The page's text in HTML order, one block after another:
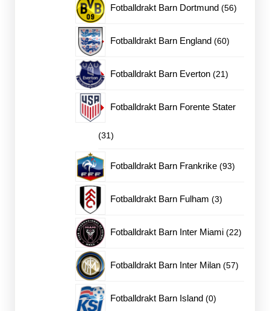
Fotballdrakt Barn Dortmund 5656
Fotballdrakt Barn England 6060
Fotballdrakt Barn Everton 2121
Fotballdrakt Barn Forente Stater
3131
produkter
Fotballdrakt Barn Frankrike 9393
Fotballdrakt Barn Fulham 33
Fotballdrakt Barn Inter Miami 2222
Fotballdrakt Barn Inter Milan 5757
Fotballdrakt Barn Island 00